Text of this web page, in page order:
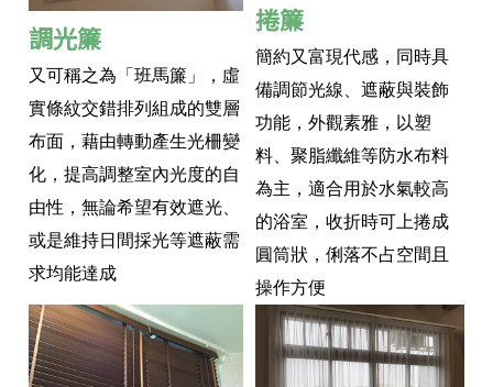
調光簾
又可稱之為「班馬簾」，虛
實條紋交錯排列組成的雙層
布面，藉由轉動產生光柵變
化，提高調整室內光度的自
由性，無論希望有效遮光、
或是維持日間採光等遮蔽需
求均能達成
捲簾
簡約又富現代感，同時具
備調節光線、遮蔽與裝飾
功能，外觀素雅，以塑
料、聚脂纖維等防水布料
為主，適合用於水氣較高
的浴室，收折時可上捲成
圓筒狀，俐落不占空間且
操作方便